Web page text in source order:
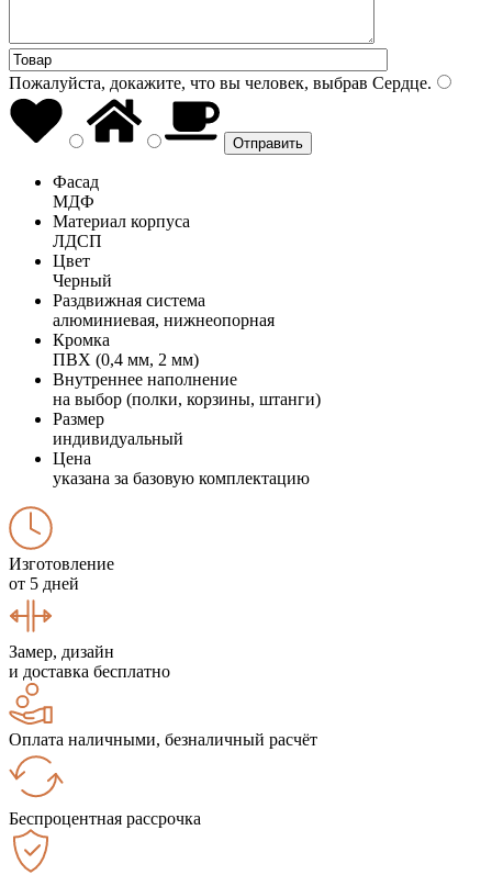
Пожалуйста, докажите, что вы человек, выбрав Сердце.
Фасад
МДФ
Материал корпуса
ЛДСП
Цвет
Черный
Раздвижная система
алюминиевая, нижнеопорная
Кромка
ПВХ (0,4 мм, 2 мм)
Внутреннее наполнение
на выбор (полки, корзины, штанги)
Размер
индивидуальный
Цена
указана за базовую комплектацию
Изготовление
от 5 дней
Замер, дизайн
и доставка бесплатно
Оплата наличными, безналичный расчёт
Беспроцентная рассрочка